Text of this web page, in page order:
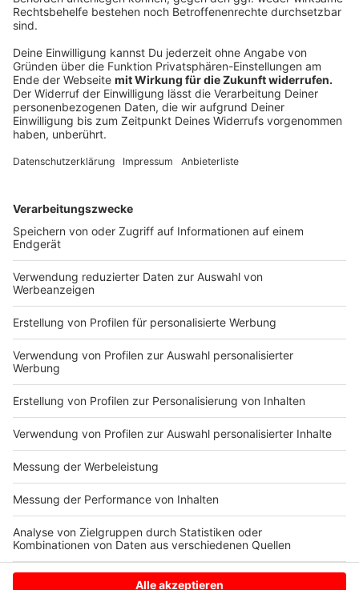
sind in diesem Jahr nicht geplant. Stattdessen setzt
Bakterium, das auf einem Protein basiert. Der Kreis
Borken und Ahaus setzen auf Fadenwürmer. Die
werden nachts auf die aktiven Raupen gesprüht. Zum
Beispiel an den Kreisstraßen oder den Schulen des
Kreises, aber auch an Spielplätzen oder belebten
Voraus möglichst eingedämmt werden. Auch Borken
und will in diesem Jahr damit weiter machen. Die
Bekämpfung des Eichenprozessionsspinners ist für
unsere Städte und Gemeinden eine teure
ausgegeben, in Stadtlohn sind 80.000 dafür eingeplant.
Auf Privatgelände muss übrigens jeder selbst für die
Bekämpfung aufkommen. Wer ein Nest absaugen will,
muss je nach Baum mit Kosten von mehreren hundert
Euro rechnen.
Anzeige
Anzeige